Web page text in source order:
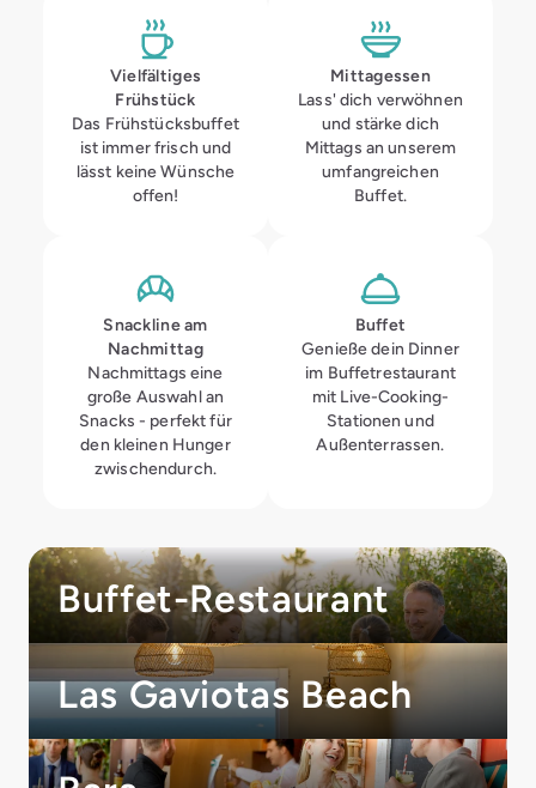
Vielfältiges
Frühstück
Das Frühstücksbuffet
ist immer frisch und
lässt keine Wünsche
offen!
Mittagessen
Lass' dich verwöhnen
und stärke dich
Mittags an unserem
umfangreichen
Buffet.
Snackline am
Nachmittag
Nachmittags eine
große Auswahl an
Snacks - perfekt für
den kleinen Hunger
zwischendurch.
Buffet
Genieße dein Dinner
im Buffetrestaurant
mit Live-Cooking-
Stationen und
Außenterrassen.
Buffet-Restaurant
Las Gaviotas Beach